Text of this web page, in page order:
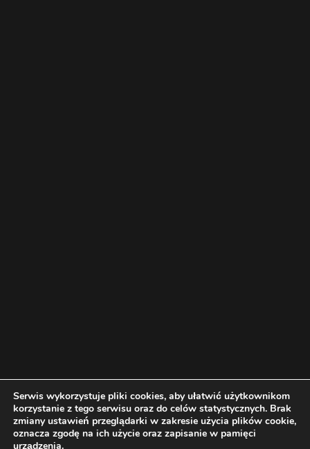
Serwis wykorzystuje pliki cookies, aby ułatwić użytkownikom
korzystanie z tego serwisu oraz do celów statystycznych. Brak
zmiany ustawień przeglądarki w zakresie użycia plików cookie,
oznacza zgodę na ich użycie oraz zapisanie w pamięci
urządzenia.